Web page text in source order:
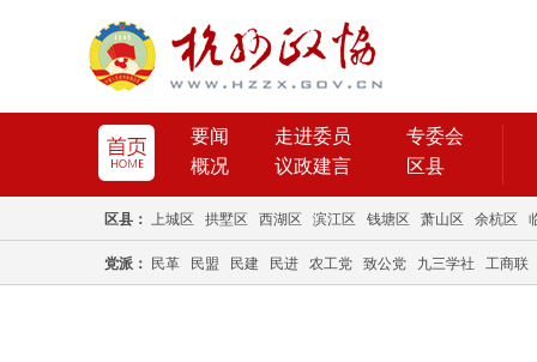
要闻 走进委员
专委会
概况
议政建言 区县
区县： 上城区 拱墅区 西湖区 滨江区 钱塘区 萧山区 余杭区
党派： 民革 民盟 民建 民进 农工党 致公党 九三学社 工商联